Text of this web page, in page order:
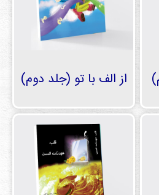
از الف با تو (جلد دوم)